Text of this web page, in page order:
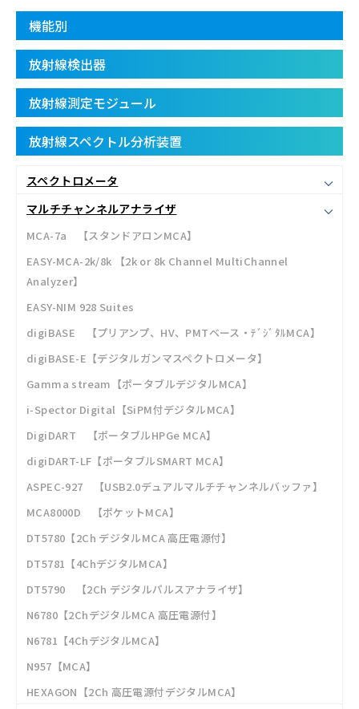
機能別
放射線検出器
放射線測定モジュール
放射線スペクトル分析装置
スペクトロメータ
マルチチャンネルアナライザ
MCA-7a 【スタンドアロンMCA】
EASY-MCA-2k/8k 【2k or 8k Channel MultiChannel
Analyzer】
EASY-NIM 928 Suites
digiBASE 【プリアンプ、HV、PMTベース・ﾃﾞｼﾞﾀﾙMCA】
digiBASE-E【デジタルガンマスペクトロメータ】
Gamma stream【ポータブルデジタルMCA】
i-Spector Digital【SiPM付デジタルMCA】
DigiDART 【ポータブルHPGe MCA】
digiDART-LF【ポータブルSMART MCA】
ASPEC-927 【USB2.0デュアルマルチチャンネルバッファ】
MCA8000D 【ポケットMCA】
DT5780【2Ch デジタルMCA 高圧電源付】
DT5781【4ChデジタルMCA】
DT5790 【2Ch デジタルパルスアナライザ】
N6780【2ChデジタルMCA 高圧電源付】
N6781【4ChデジタルMCA】
N957【MCA】
HEXAGON【2Ch 高圧電源付デジタルMCA】